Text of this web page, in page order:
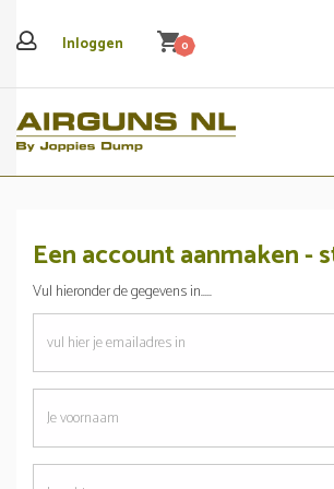
Inloggen shopping_cart0
Een account aanmaken -
Vul hieronder de gegevens in.....
emailadres
Je
voornaam
Je